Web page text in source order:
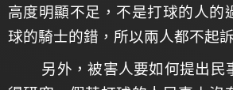
高度明顯不足，不是打球的人的
球的騎士的錯，所以兩人都不起
另外，被害人要如何提出民